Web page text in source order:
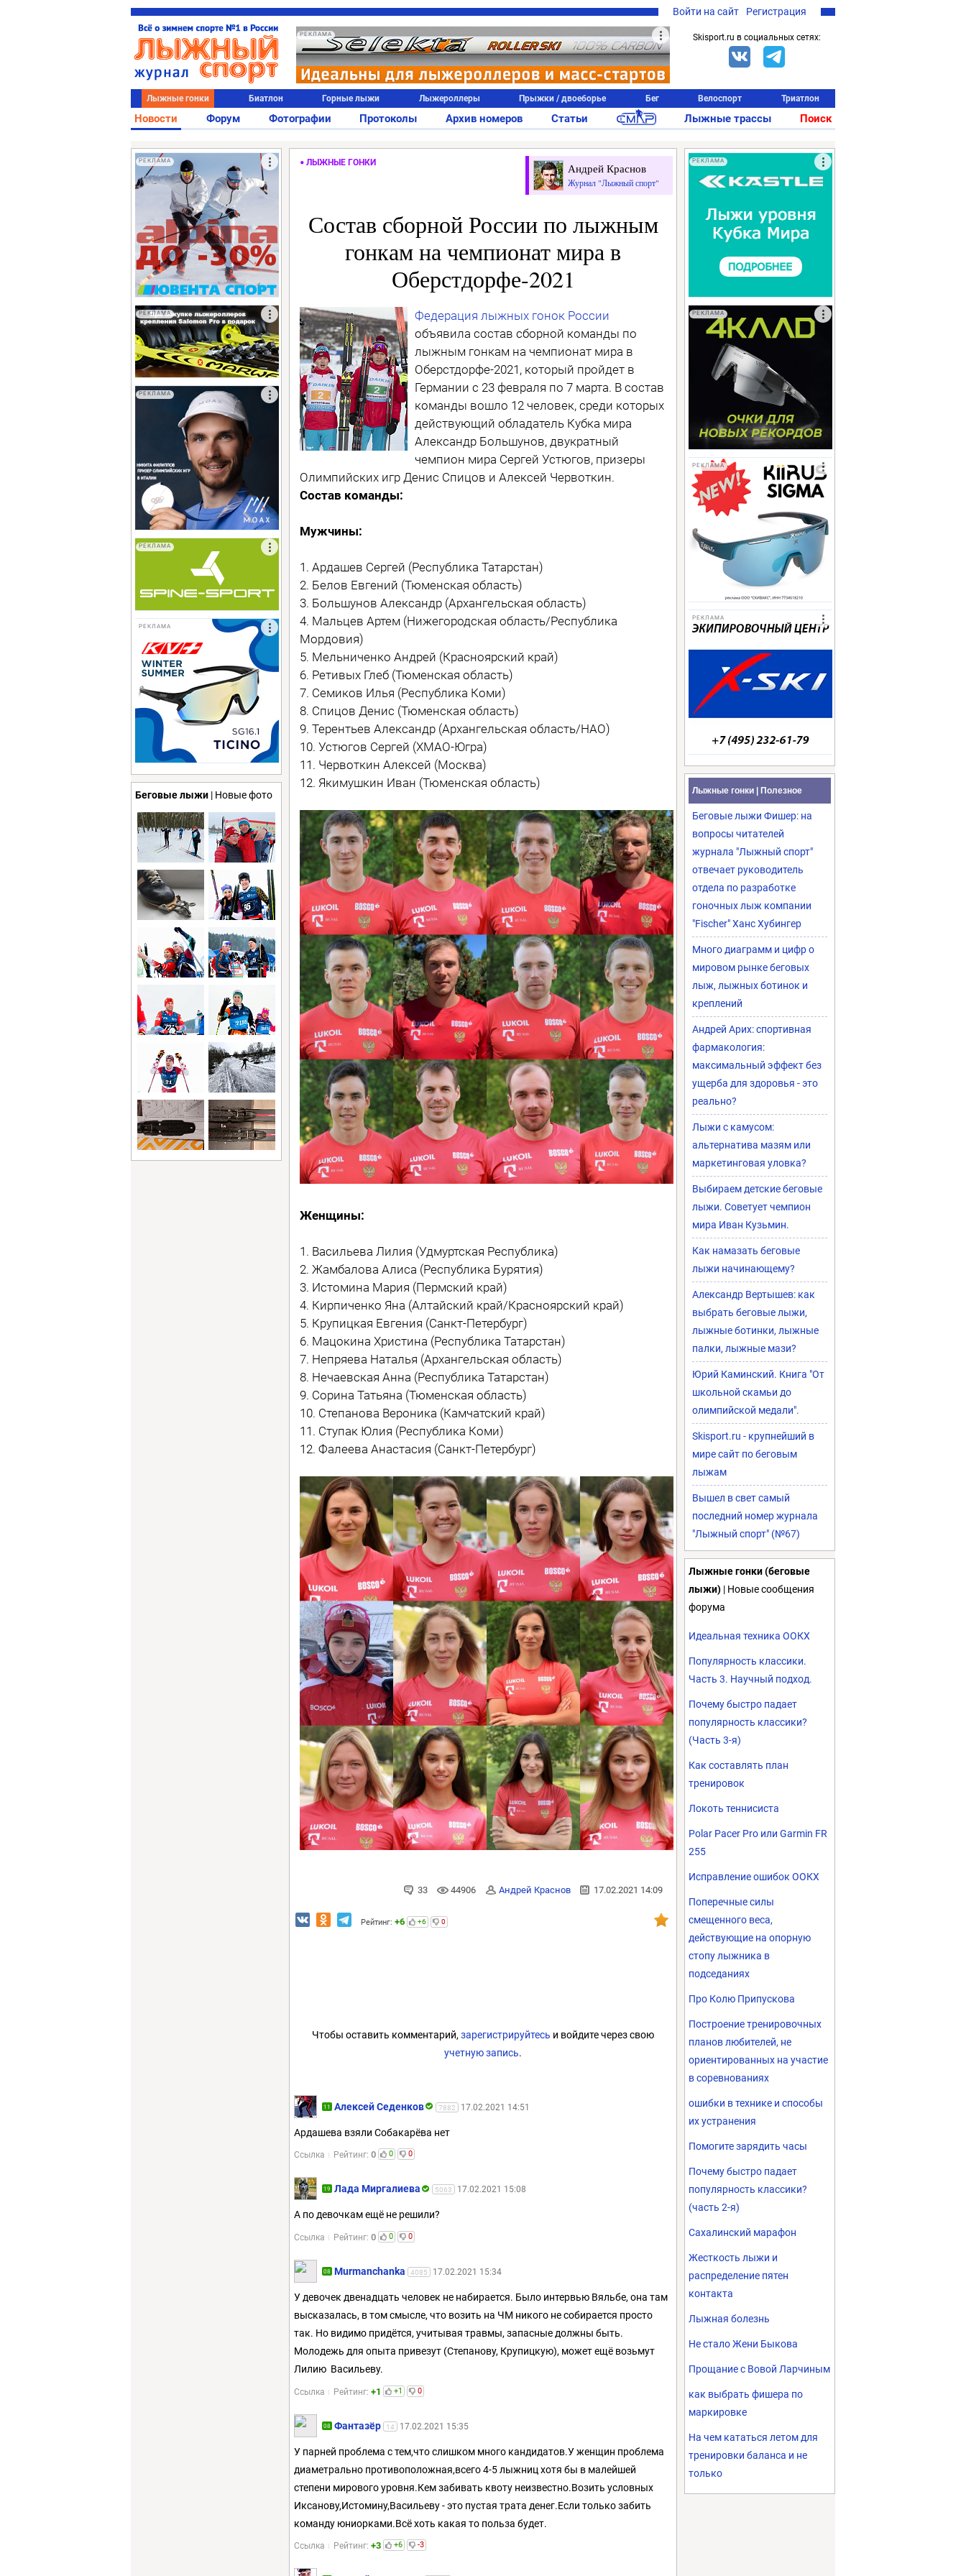
Войти на сайт Регистрация
РЕКЛАМА Skisport.ru в социальных сетях:
Лыжные гонки Биатлон Горные лыжи Лыжероллеры Прыжки / двоеборье Бег Велоспорт Триатлон
Новости Форум Фотографии Протоколы Архив номеров Статьи Лыжные трассы Поиск
РЕКЛАМА
РЕКЛАМА
РЕКЛАМА
РЕКЛАМА
РЕКЛАМА
Беговые лыжи | Новые фото
ЛЫЖНЫЕ ГОНКИ Андрей Краснов
Журнал "Лыжный спорт"
Состав сборной России по лыжным
гонкам на чемпионат мира в
Оберстдорфе-2021
Федерация лыжных гонок России
объявила состав сборной команды по
лыжным гонкам на чемпионат мира в
Оберстдорфе-2021, который пройдет в
Германии с 23 февраля по 7 марта. В состав
команды вошло 12 человек, среди которых
действующий обладатель Кубка мира
Александр Большунов, двукратный
чемпион мира Сергей Устюгов, призеры
Олимпийских игр Денис Спицов и Алексей Червоткин.
Состав команды:
Мужчины:
1. Ардашев Сергей (Республика Татарстан)
2. Белов Евгений (Тюменская область)
3. Большунов Александр (Архангельская область)
4. Мальцев Артем (Нижегородская область/Республика
Мордовия)
5. Мельниченко Андрей (Красноярский край)
6. Ретивых Глеб (Тюменская область)
7. Семиков Илья (Республика Коми)
8. Спицов Денис (Тюменская область)
9. Терентьев Александр (Архангельская область/НАО)
10. Устюгов Сергей (ХМАО-Югра)
11. Червоткин Алексей (Москва)
12. Якимушкин Иван (Тюменская область)
Женщины:
1. Васильева Лилия (Удмуртская Республика)
2. Жамбалова Алиса (Республика Бурятия)
3. Истомина Мария (Пермский край)
4. Кирпиченко Яна (Алтайский край/Красноярский край)
5. Крупицкая Евгения (Санкт-Петербург)
6. Мацокина Христина (Республика Татарстан)
7. Непряева Наталья (Архангельская область)
8. Нечаевская Анна (Республика Татарстан)
9. Сорина Татьяна (Тюменская область)
10. Степанова Вероника (Камчатский край)
11. Ступак Юлия (Республика Коми)
12. Фалеева Анастасия (Санкт-Петербург)
33 44906 Андрей Краснов 17.02.2021 14:09
Рейтинг: +6 +6 0
Чтобы оставить комментарий, зарегистрируйтесь и войдите через свою
учетную запись.
11 Алексей Седенков 7882 17.02.2021 14:51
Ардашева взяли Собакарёва нет
Ссылка Рейтинг: 0 0 0
19 Лада Миргалиева 5063 17.02.2021 15:08
А по девочкам ещё не решили?
Ссылка Рейтинг: 0 0 0
08 Murmanchanka 4085 17.02.2021 15:34
У девочек двенадцать человек не набирается. Было интервью Вяльбе, она там
высказалась, в том смысле, что возить на ЧМ никого не собирается просто
так. Но видимо придётся, учитывая травмы, запасные должны быть.
Молодежь для опыта привезут (Степанову, Крупицкую), может ещё возьмут
Лилию Васильеву.
Ссылка Рейтинг: +1 +1 0
08 Фантазёр 14 17.02.2021 15:35
У парней проблема с тем,что слишком много кандидатов.У женщин проблема
диаметрально противоположная,всего 4-5 лыжниц хотя бы в малейшей
степени мирового уровня.Кем забивать квоту неизвестно.Возить условных
Иксанову,Истомину,Васильеву - это пустая трата денег.Если только забить
команду юниорками.Всё хоть какая то польза будет.
Ссылка Рейтинг: +3 +6 -3
РЕКЛАМА
РЕКЛАМА
РЕКЛАМА
РЕКЛАМА
Лыжные гонки | Полезное
Беговые лыжи Фишер: на
вопросы читателей
журнала "Лыжный спорт"
отвечает руководитель
отдела по разработке
гоночных лыж компании
"Fischer" Ханс Хубингер
Много диаграмм и цифр о
мировом рынке беговых
лыж, лыжных ботинок и
креплений
Андрей Арих: спортивная
фармакология:
максимальный эффект без
ущерба для здоровья - это
реально?
Лыжи с камусом:
альтернатива мазям или
маркетинговая уловка?
Выбираем детские беговые
лыжи. Советует чемпион
мира Иван Кузьмин.
Как намазать беговые
лыжи начинающему?
Александр Вертышев: как
выбрать беговые лыжи,
лыжные ботинки, лыжные
палки, лыжные мази?
Юрий Каминский. Книга "От
школьной скамьи до
олимпийской медали".
Skisport.ru - крупнейший в
мире сайт по беговым
лыжам
Вышел в свет самый
последний номер журнала
"Лыжный спорт" (№67)
Лыжные гонки (беговые
лыжи) | Новые сообщения
форума
Идеальная техника ООКХ
Популярность классики.
Часть 3. Научный подход.
Почему быстро падает
популярность классики?
(Часть 3-я)
Как составлять план
тренировок
Локоть теннисиста
Polar Pacer Pro или Garmin FR
255
Исправление ошибок ООКХ
Поперечные силы
смещенного веса,
действующие на опорную
стопу лыжника в
подседаниях
Про Колю Припускова
Построение тренировочных
планов любителей, не
ориентированных на участие
в соревнованиях
ошибки в технике и способы
их устранения
Помогите зарядить часы
Почему быстро падает
популярность классики?
(часть 2-я)
Сахалинский марафон
Жесткость лыжи и
распределение пятен
контакта
Лыжная болезнь
Не стало Жени Быкова
Прощание с Вовой Ларчиным
как выбрать фишера по
маркировке
На чем кататься летом для
тренировки баланса и не
только